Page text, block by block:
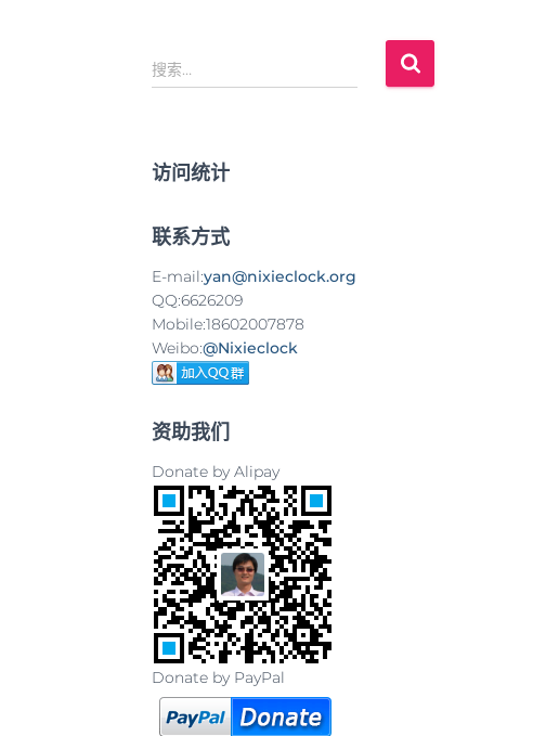
搜
索
搜索…
访问统计
联系方式
E-mail:yan@nixieclock.org
QQ:6626209
Mobile:18602007878
Weibo:@Nixieclock
资助我们
Donate by Alipay
Donate by PayPal